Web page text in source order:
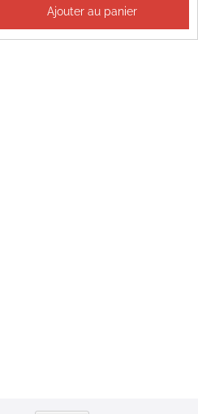
Ajouter au panier